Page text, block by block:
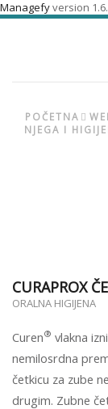
Managefyversion
POČETNA
NJEGA I
CURAPROX
ORALNA HIGIJENA
Curen® vlakna
nemilosrdna
četkicu za zube
drugim. Zubne